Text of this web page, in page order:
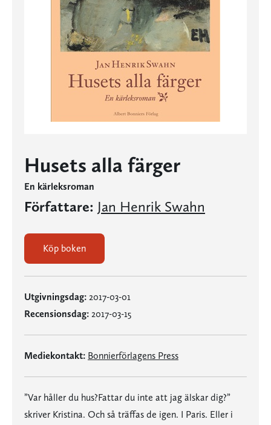
Husets alla färger
En kärleksroman
Författare: Jan Henrik Swahn
Köp boken
Utgivningsdag: 2017-03-01
Recensionsdag: 2017-03-15
Mediekontakt: Bonnierförlagens Press
”Var håller du hus?Fattar du inte att jag älskar dig?”
skriver Kristina. Och så träffas de igen. I Paris. Eller i